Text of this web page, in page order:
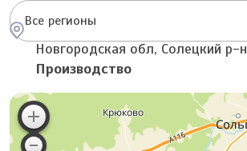
Все регионы
Новгородская обл, Солецкий р-н
Производство